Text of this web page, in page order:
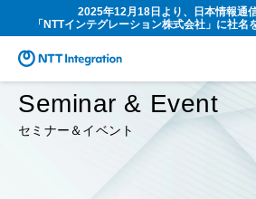
2025年12月18日より、日本情報通
「NTTインテグレーション株式会社」に社名
Seminar & Event
セミナー＆イベント